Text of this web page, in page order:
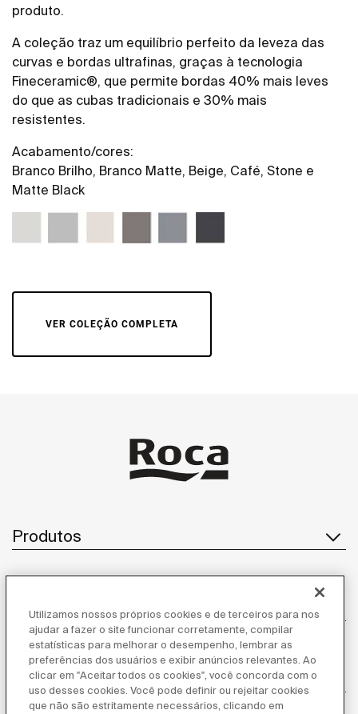
produto.
A coleção traz um equilíbrio perfeito da leveza das
curvas e bordas ultrafinas, graças à tecnologia
Fineceramic®, que permite bordas 40% mais leves
do que as cubas tradicionais e 30% mais
resistentes.
Acabamento/cores:
Branco Brilho, Branco Matte, Beige, Café, Stone e
Matte Black
VER COLEÇÃO COMPLETA
Produtos
Atendimento ao cliente
Sobre nós
Utilizamos nossos próprios cookies e de terceiros para nos
ajudar a fazer o site funcionar corretamente, compilar
estatísticas para melhorar o desempenho, lembrar as
preferências dos usuários e exibir anúncios relevantes. Ao
clicar em "Aceitar todos os cookies", você concorda com o
uso desses cookies. Você pode definir ou rejeitar cookies
que não são estritamente necessários, clicando em